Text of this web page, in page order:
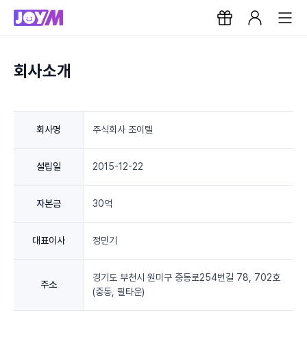
회사소개
회사명 주식회사 조이텔
설립일 2015-12-22
자본금 30억
대표이사 정민기
주소
경기도 부천시 원미구 중동로254번길 78, 702호
(중동, 필타운)